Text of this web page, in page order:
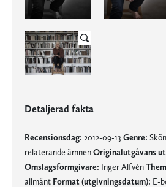
Detaljerad fakta
Recensionsdag: 2012-09-13 Genre:
relaterande ämnenOriginalutgåvans
Omslagsformgivare: Inger Alfvén
allmänt Format (utgivningsdatum): E-